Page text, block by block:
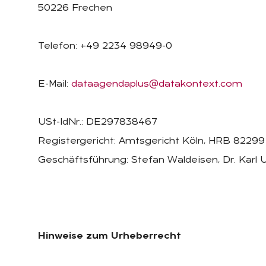
50226 Frechen
Telefon: +49 2234 98949-0
E-Mail: dataagendaplus@datakontext.com
USt-IdNr.: DE297838467
Registergericht: Amtsgericht Köln, HRB 82299
Geschäftsführung: Stefan Waldeisen, Dr. Karl
Hinweise zum Urheberrecht